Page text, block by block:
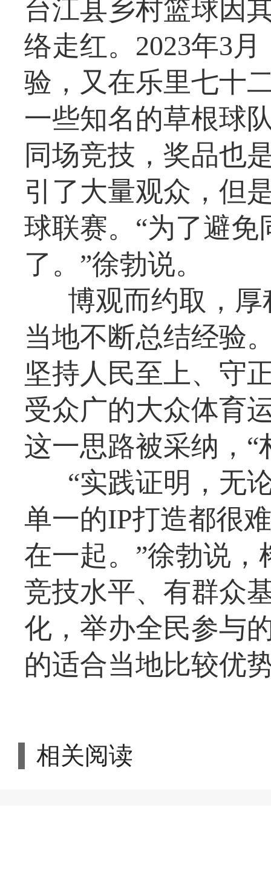
台江县乡村篮球因
络走红。2023年3
验，又在乐里七十
一些知名的草根球
同场竞技，奖品也
引了大量观众，但
球联赛。“为了避
了。”徐勃说。
博观而约取，
当地不断总结经验
坚持人民至上、守
受众广的大众体育
这一思路被采纳，“
“实践证明，无
单一的IP打造都很
在一起。”徐勃说
竞技水平、有群众
化，举办全民参与
的适合当地比较优
相关阅读